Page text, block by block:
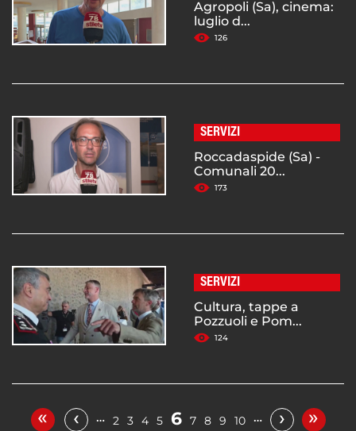
Agropoli (Sa), cinema:
luglio d...
126
SERVIZI
Roccadaspide (Sa) -
Comunali 20...
173
SERVIZI
Cultura, tappe a
Pozzuoli e Pom...
124
« ‹ … 2 3 4 5 6 7 8 9 10 … › »